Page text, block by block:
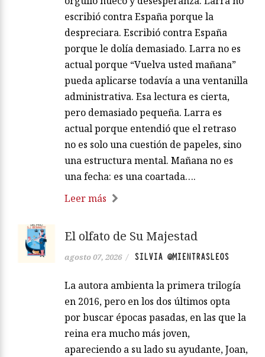
escribió contra España porque la
despreciara. Escribió contra España
porque le dolía demasiado. Larra no es
actual porque “Vuelva usted mañana”
pueda aplicarse todavía a una ventanilla
administrativa. Esa lectura es cierta,
pero demasiado pequeña. Larra es
actual porque entendió que el retraso
no es solo una cuestión de papeles, sino
una estructura mental. Mañana no es
una fecha: es una coartada….
Leer más
El olfato de Su Majestad
agosto 07, 2026 / SILVIA @MIENTRASLEOS
La autora ambienta la primera trilogía
en 2016, pero en los dos últimos opta
por buscar épocas pasadas, en las que la
reina era mucho más joven,
apareciendo a su lado su ayudante, Joan,